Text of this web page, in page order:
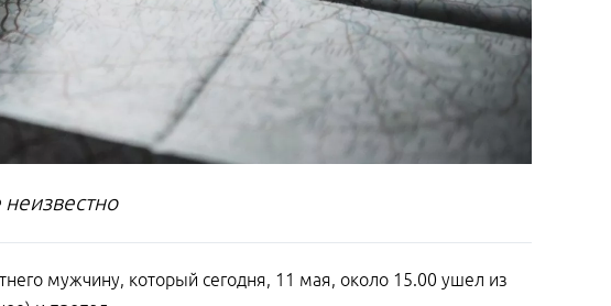
мужчину, который сегодня, 11 мая, около 15.00 ушел из